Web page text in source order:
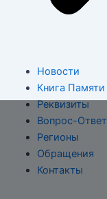
Новости
Книга Памяти
Реквизиты
Вопрос-Ответ
Регионы
Обращения
Контакты